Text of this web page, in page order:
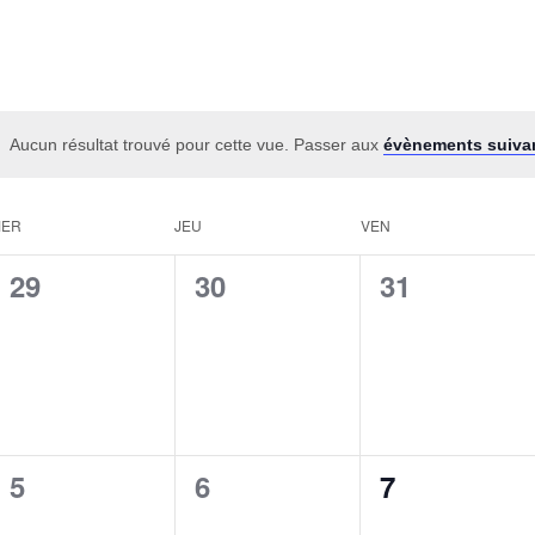
Aucun résultat trouvé pour cette vue. Passer aux évènements
JEU VEN
0
29
0
30
0
31
0
5
0
6
0
7